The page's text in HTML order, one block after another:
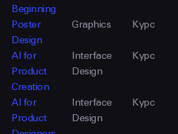
Beginning
Poster
Design
Graphics Курс
AI for
Product
Creation
Interface
Design
Курс
AI for
Product
Interface
Design
Курс